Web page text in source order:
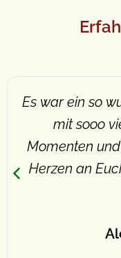
Es war ein so
mit sooo
Momenten
Herzen an Euch alle 🥰
kannst kaum
nach 3